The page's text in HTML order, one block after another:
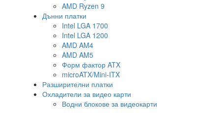
AMD Ryzen 9
Дънни платки
Intel LGA 1700
Intel LGA 1200
AMD AM4
AMD AM5
Форм фактор ATX
microATX/Mini-ITX
Разширителни платки
Охладители за видео карти
Водни блокове за видеокарти